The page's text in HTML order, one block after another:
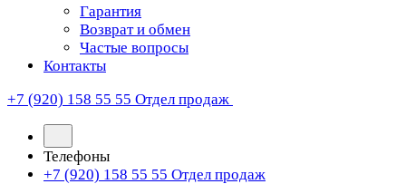
Гарантия
Возврат и обмен
Частые вопросы
Контакты
+7 (920) 158 55 55 Отдел продаж
Телефоны
+7 (920) 158 55 55 Отдел продаж